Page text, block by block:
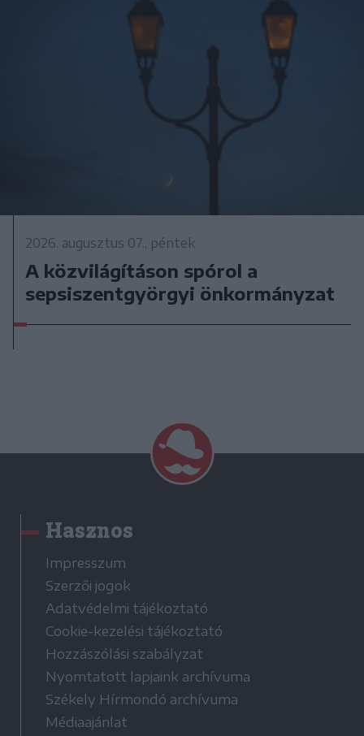
2026. augusztus 07., péntek
A közvilágításon spórol a
sepsiszentgyörgyi önkormányzat
Hasznos
Impresszum
Szerzői jogok
Adatvédelmi tájékoztató
Cookie-kezelési tájékoztató
Hozzászólási szabályzat
Nyomtatott lapjaink archívuma
Székely Hírmondó archívuma
Médiaajánlat